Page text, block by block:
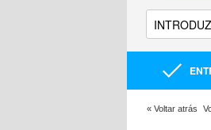
« Voltar atrás